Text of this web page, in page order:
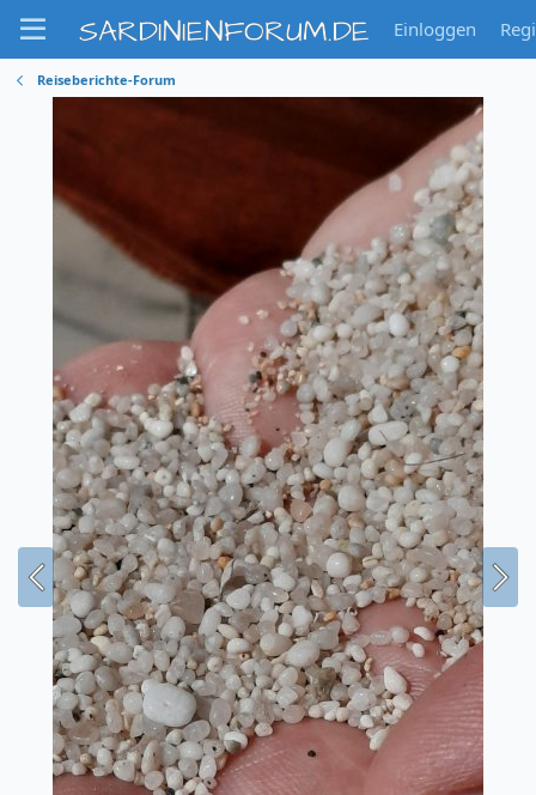
SARDINIENFORUM.DE Einloggen
Reiseberichte-Forum